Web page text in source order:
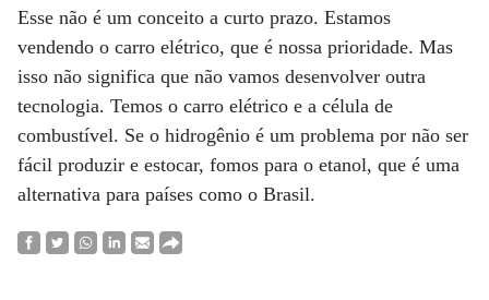
Esse não é um conceito a curto prazo. Estamos
vendendo o carro elétrico, que é nossa prioridade. Mas
isso não significa que não vamos desenvolver outra
tecnologia. Temos o carro elétrico e a célula de
combustível. Se o hidrogênio é um problema por não ser
fácil produzir e estocar, fomos para o etanol, que é uma
alternativa para países como o Brasil.